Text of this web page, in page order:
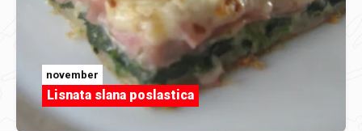
november
Lisnata slana poslastica